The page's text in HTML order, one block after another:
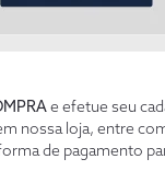
e efetue seu
nossa loja, entre
de pagamento